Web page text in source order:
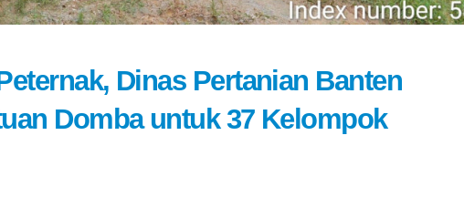
Dinas Pertanian Banten
Domba untuk 37 Kelompok